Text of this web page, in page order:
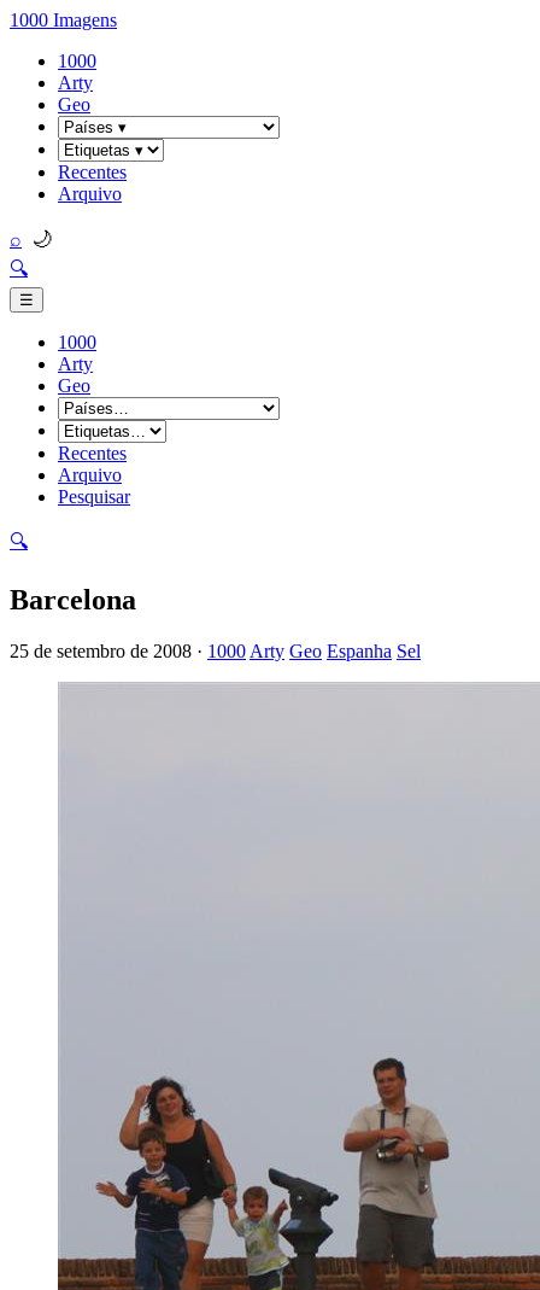
1000 Imagens
1000
Arty
Geo
Recentes
Arquivo
⌕ 🌙
🔍
☰
1000
Arty
Geo
Recentes
Arquivo
Pesquisar
🔍
Barcelona
25 de setembro de 2008 · 1000 Arty Geo Espanha Sel